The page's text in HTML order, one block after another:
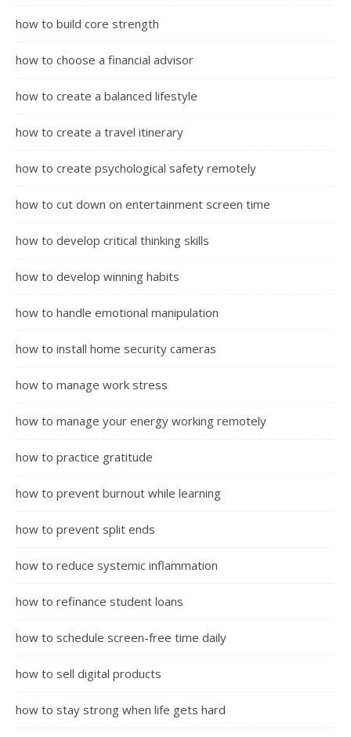
how to build core strength
how to choose a financial advisor
how to create a balanced lifestyle
how to create a travel itinerary
how to create psychological safety remotely
how to cut down on entertainment screen time
how to develop critical thinking skills
how to develop winning habits
how to handle emotional manipulation
how to install home security cameras
how to manage work stress
how to manage your energy working remotely
how to practice gratitude
how to prevent burnout while learning
how to prevent split ends
how to reduce systemic inflammation
how to refinance student loans
how to schedule screen-free time daily
how to sell digital products
how to stay strong when life gets hard